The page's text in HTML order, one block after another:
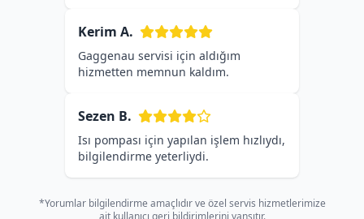
Kerim A.
Gaggenau servisi için aldığım
hizmetten memnun kaldım.
Sezen B.
Isı pompası için yapılan işlem hızlıydı,
bilgilendirme yeterliydi.
*Yorumlar bilgilendirme amaçlıdır ve özel servis hizmetlerimize
ait kullanıcı geri bildirimlerini yansıtır.